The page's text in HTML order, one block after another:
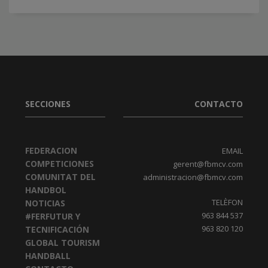
SECCIONES
FEDERACION
COMPETICIONES
COMUNITAT DEL
HANDBOL
NOTICIAS
#FERFUTUR Y
TECNIFICACIÓN
GLOBAL TOURISM
HANDBALL
CONTACTO
EMAIL
gerent@fbmcv.com
administracion@fbmcv.com
TELÈFON
963 844 537
963 820 120